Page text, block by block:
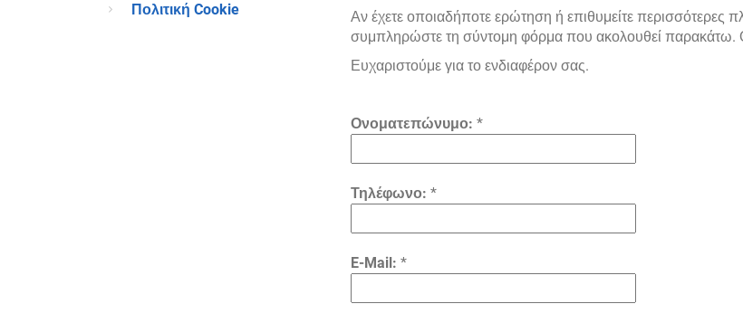
Πολιτική Cookie
Αν έχετε οποιαδήποτε ερώτηση ή επιθυμείτε περισσότερες
συμπληρώστε τη σύντομη φόρμα που ακολουθεί
Ευχαριστούμε για το ενδιαφέρον σας.
Ονοματεπώνυμο: *
Τηλέφωνο: *
E-Mail: *